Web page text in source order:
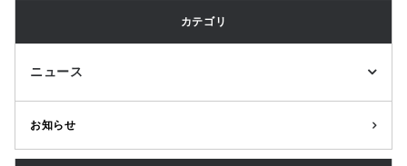
カテゴリ
ニュース
お知らせ